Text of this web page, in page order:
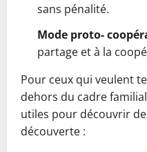
sans pénalité.
Mode proto‑
partage et à la
Pour ceux qui veulent
dehors du cadre
utiles pour découvrir
découverte :